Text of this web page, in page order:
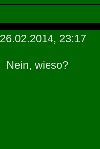
26.02.2014, 23:17
Nein, wieso?